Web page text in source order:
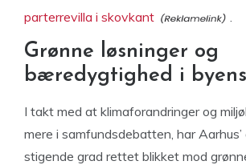
parterrevilla i skovkant
.
Grønne løsninger og
bæredygtighed i
I takt med at klimaforandringer og
mere i samfundsdebatten, har
stigende grad rettet blikket mod